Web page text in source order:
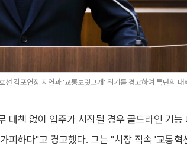
김포연장 지연과 '교통보릿고개' 위기를 경고하며 특단의 대
대책 없이 입주가 시작될 경우 골드라인 기능
피하다"고 경고했다. 그는 "시장 직속 '교통혁